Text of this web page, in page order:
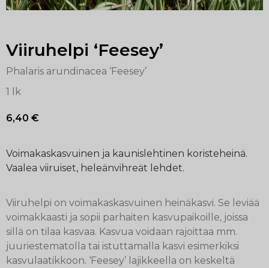
Viiruhelpi ‘Feesey’
Phalaris arundinacea ‘Feesey’
1 lk
6,40 €
Voimakaskasvuinen ja kaunislehtinen koristeheinä.
Vaalea viiruiset, heleänvihreät lehdet.
Viiruhelpi on voimakaskasvuinen heinäkasvi. Se leviää
voimakkaasti ja sopii parhaiten kasvupaikoille, joissa
sillä on tilaa kasvaa. Kasvua voidaan rajoittaa mm.
juuriestematolla tai istuttamalla kasvi esimerkiksi
kasvulaatikkoon. ‘Feesey’ lajikkeella on keskeltä